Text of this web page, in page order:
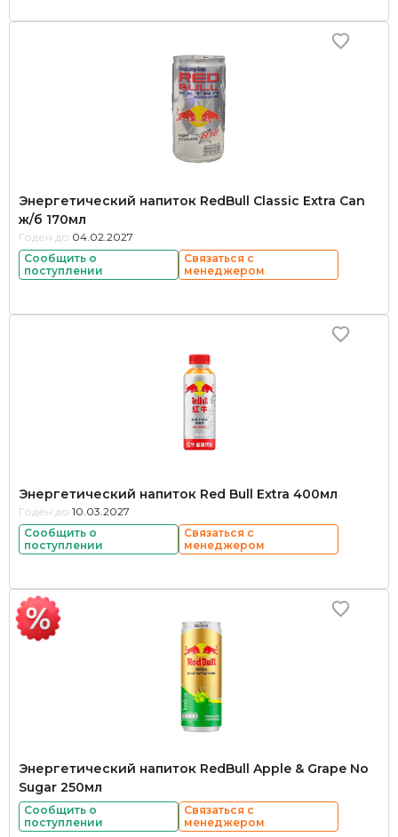
Энергетический напиток RedBull Classic Extra Can
ж/б 170мл
Годен до: 04.02.2027
Сообщить о
поступлении
Связаться с
менеджером
Энергетический напиток Red Bull Extra 400мл
Годен до: 10.03.2027
Сообщить о
поступлении
Связаться с
менеджером
Энергетический напиток RedBull Apple & Grape No
Sugar 250мл
Сообщить о
поступлении
Связаться с
менеджером